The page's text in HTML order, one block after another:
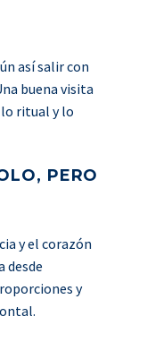
así salir con
buena visita
ritual y lo
PERO
y el corazón
desde
y